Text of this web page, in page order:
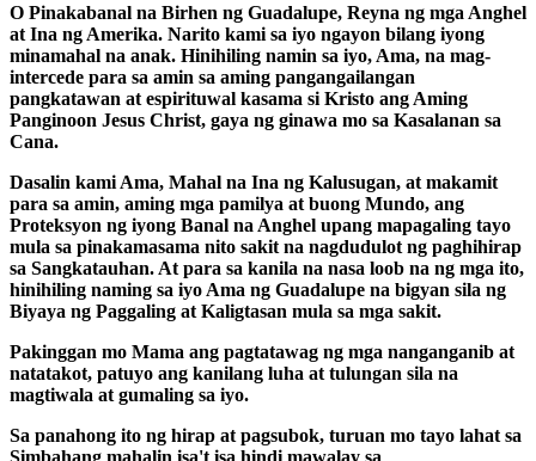
O Pinakabanal na Birhen ng Guadalupe, Reyna ng mga Anghel
at Ina ng Amerika. Narito kami sa iyo ngayon bilang iyong
minamahal na anak. Hinihiling namin sa iyo, Ama, na mag-
intercede para sa amin sa aming pangangailangan
pangkatawan at espirituwal kasama si Kristo ang Aming
Panginoon Jesus Christ, gaya ng ginawa mo sa Kasalanan sa
Cana.
Dasalin kami Ama, Mahal na Ina ng Kalusugan, at makamit
para sa amin, aming mga pamilya at buong Mundo, ang
Proteksyon ng iyong Banal na Anghel upang mapagaling tayo
mula sa pinakamasama nito sakit na nagdudulot ng paghihirap
sa Sangkatauhan. At para sa kanila na nasa loob na ng mga ito,
hinihiling naming sa iyo Ama ng Guadalupe na bigyan sila ng
Biyaya ng Paggaling at Kaligtasan mula sa mga sakit.
Pakinggan mo Mama ang pagtatawag ng mga nanganganib at
natatakot, patuyo ang kanilang luha at tulungan sila na
magtiwala at gumaling sa iyo.
Sa panahong ito ng hirap at pagsubok, turuan mo tayo lahat sa
Simbahang mahalin isa't isa hindi mawalay sa